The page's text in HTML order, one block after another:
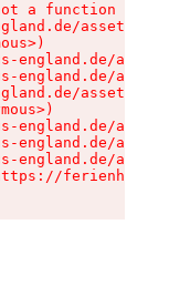
a function
assets/
england.de/
england.de/
assets/
england.de/
england.de/
england.de/